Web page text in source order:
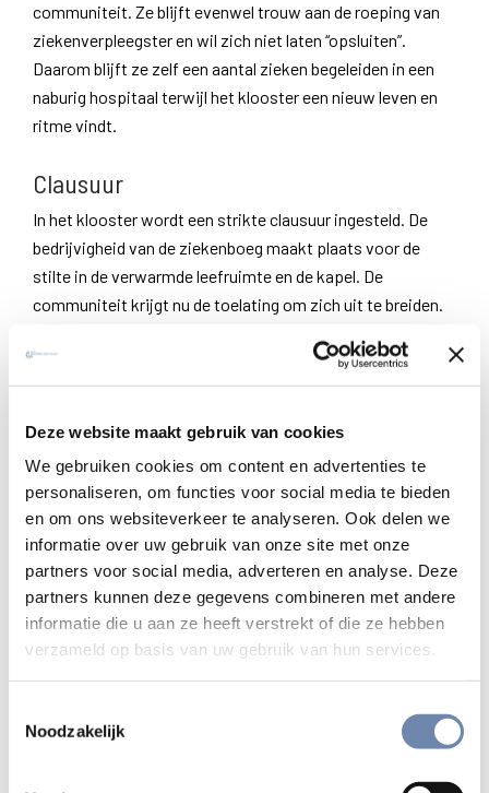
Deze website maakt gebruik van cookies
We gebruiken cookies om content en advertenties te
personaliseren, om functies voor social media te bieden
en om ons websiteverkeer te analyseren. Ook delen we
informatie over uw gebruik van onze site met onze
partners voor social media, adverteren en analyse. Deze
partners kunnen deze gegevens combineren met andere
informatie die u aan ze heeft verstrekt of die ze hebben
verzameld op basis van uw gebruik van hun services.
Noodzakelijk
communiteit. Ze blijft evenwel trouw aan de roeping van
ziekenverpleegster en wil zich niet laten “opsluiten”.
Daarom blijft ze zelf een aantal zieken begeleiden in een
naburig hospitaal terwijl het klooster een nieuw leven en
ritme vindt.
Clausuur
In het klooster wordt een strikte clausuur ingesteld. De
bedrijvigheid van de ziekenboeg maakt plaats voor de
stilte in de verwarmde leefruimte en de kapel. De
communiteit krijgt nu de toelating om zich uit te breiden.
Het leven is gestreng, er is boetedoening en ruimte voor
liefde die zo centraal staan in de regel van Sint-
Augustinus.
Een nieuwe regel
Om deze regel aan te passen aan de nieuwe monastieke
oriëntatie doet men een beroep op een jezuïet, pater
Antoine Civoré. Hij is dan socius van de novicemeester en
een diepe spirituele persoonlijkheid. Hij behoudt de
gemeenschapsgeest van de Augustijnse regel en schrijft
Voortaan zullen de zusters de Geestelijke Oefeningen doen
en zich laten doordringen van deze nieuwe ignatiaanse